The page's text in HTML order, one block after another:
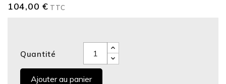
104,00 € TTC
Quantité
Ajouter au panier